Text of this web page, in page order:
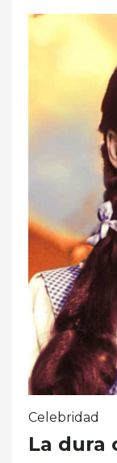
Celebridad
La dura